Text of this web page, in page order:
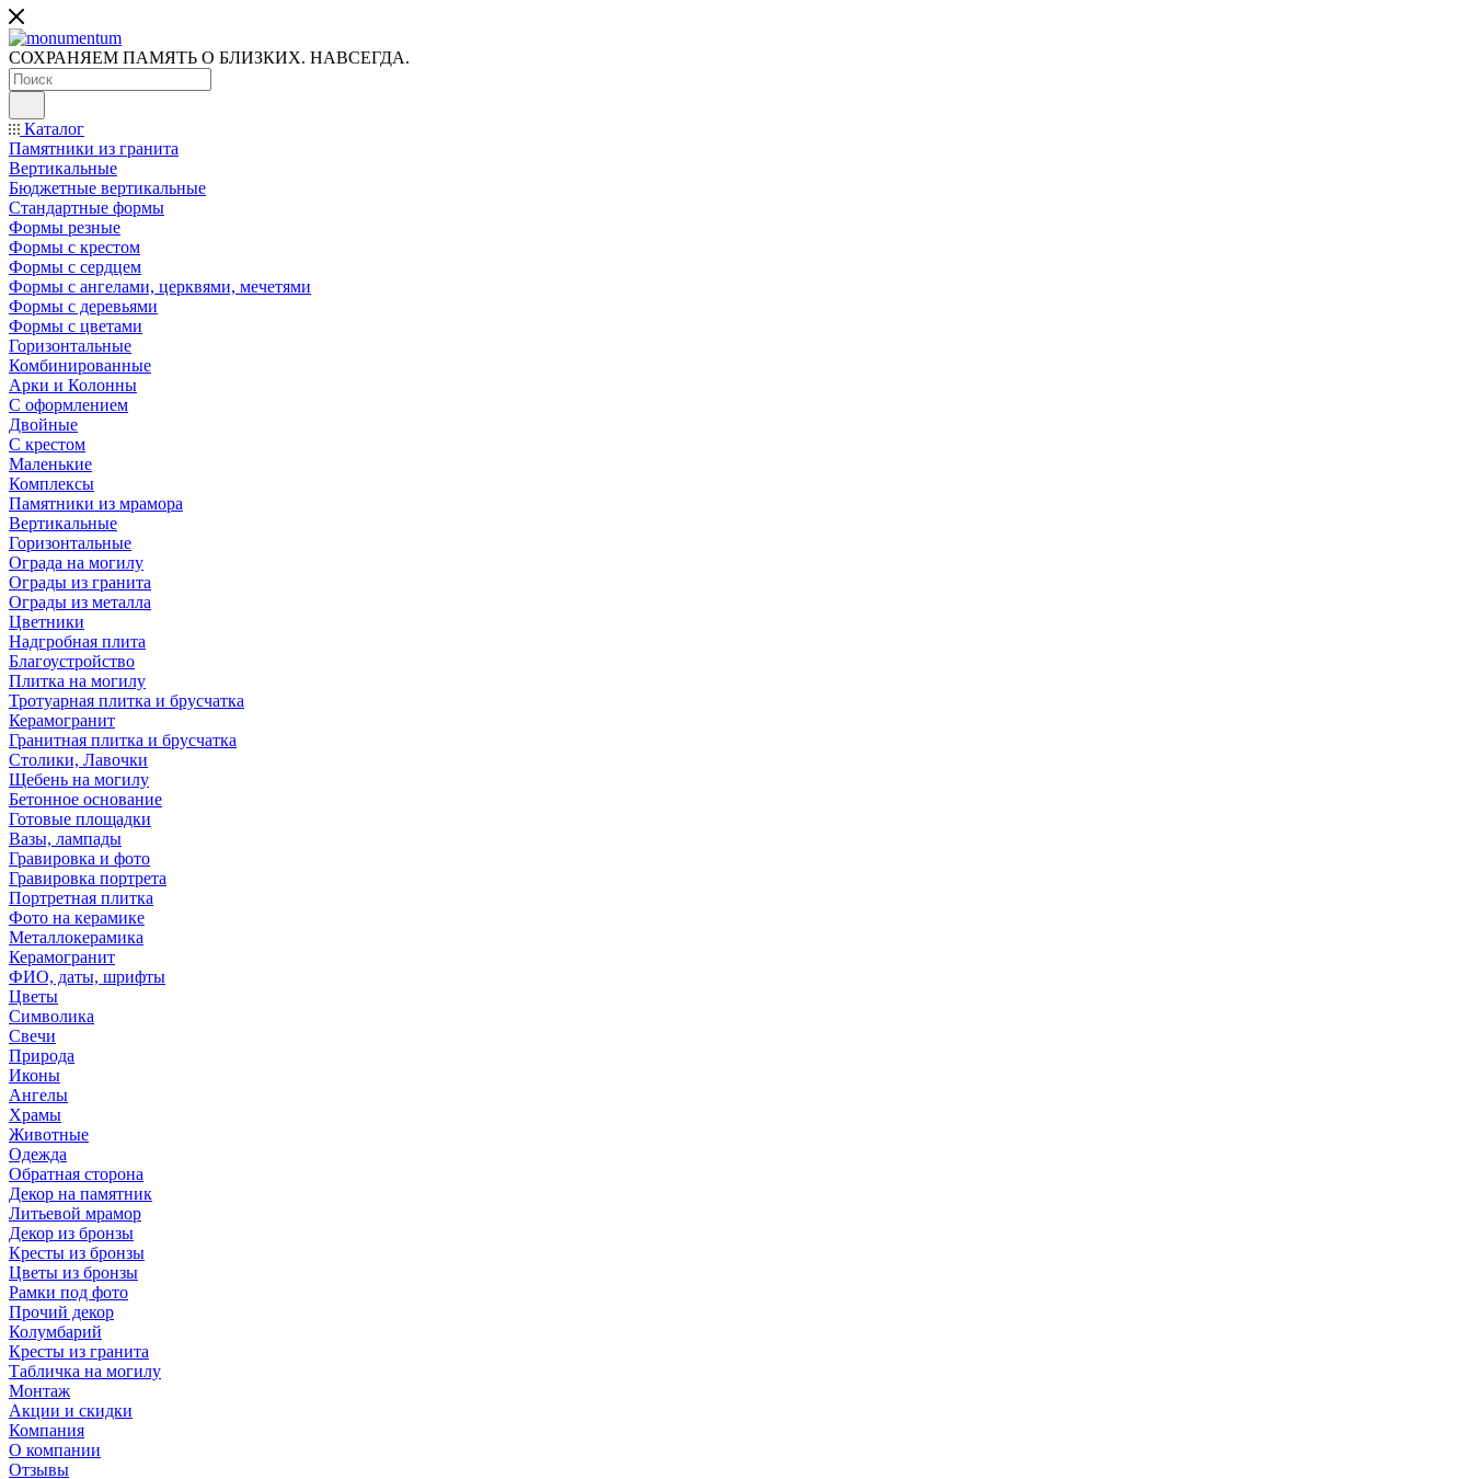
СОХРАНЯЕМ ПАМЯТЬ О БЛИЗКИХ. НАВСЕГДА.
Каталог
Памятники из гранита
Вертикальные
Бюджетные вертикальные
Стандартные формы
Формы резные
Формы с крестом
Формы с сердцем
Формы с ангелами, церквями, мечетями
Формы с деревьями
Формы с цветами
Горизонтальные
Комбинированные
Арки и Колонны
С оформлением
Двойные
С крестом
Маленькие
Комплексы
Памятники из мрамора
Вертикальные
Горизонтальные
Ограда на могилу
Ограды из гранита
Ограды из металла
Цветники
Надгробная плита
Благоустройство
Плитка на могилу
Тротуарная плитка и брусчатка
Керамогранит
Гранитная плитка и брусчатка
Столики, Лавочки
Щебень на могилу
Бетонное основание
Готовые площадки
Вазы, лампады
Гравировка и фото
Гравировка портрета
Портретная плитка
Фото на керамике
Металлокерамика
Керамогранит
ФИО, даты, шрифты
Цветы
Символика
Свечи
Природа
Иконы
Ангелы
Храмы
Животные
Одежда
Обратная сторона
Декор на памятник
Литьевой мрамор
Декор из бронзы
Кресты из бронзы
Цветы из бронзы
Рамки под фото
Прочий декор
Колумбарий
Кресты из гранита
Табличка на могилу
Монтаж
Акции и скидки
Компания
О компании
Отзывы